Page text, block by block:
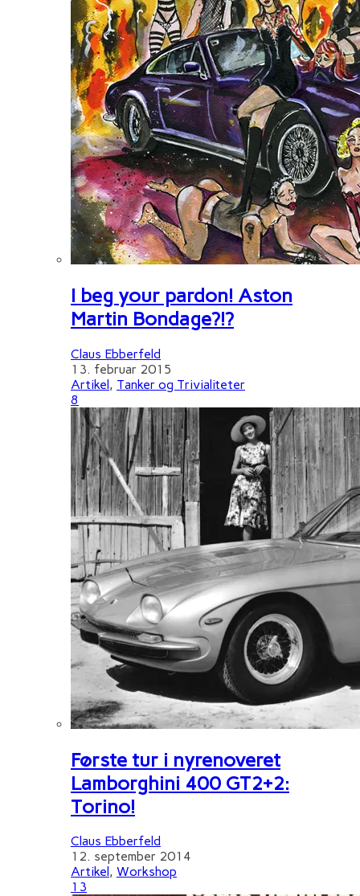
I beg your pardon! Aston
Martin Bondage?!?
Claus Ebberfeld
13. februar 2015
Artikel, Tanker og Trivialiteter
8
Første tur i nyrenoveret
Lamborghini 400 GT2+2:
Torino!
Claus Ebberfeld
12. september 2014
Artikel , Workshop
13